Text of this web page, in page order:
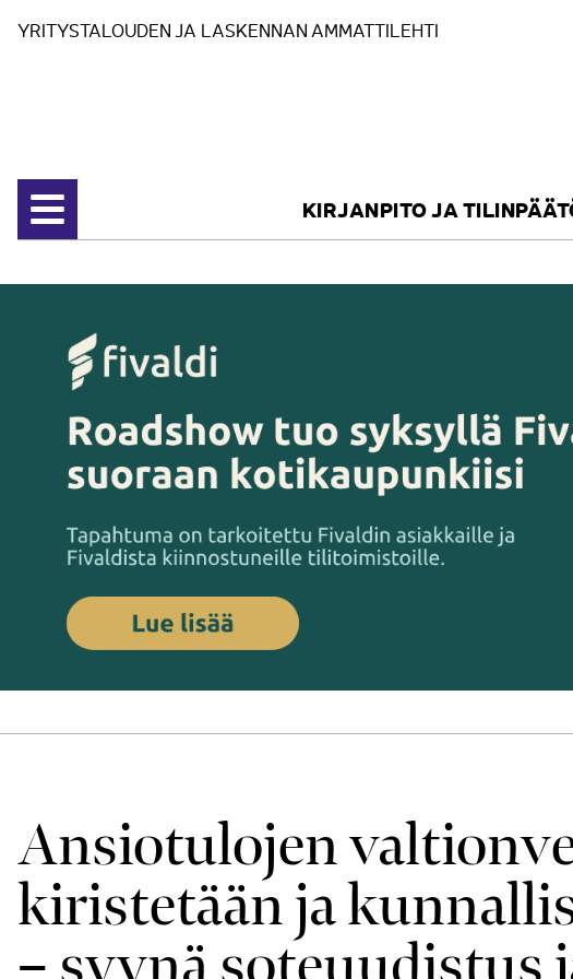
YRITYSTALOUDEN JA LASKENNAN AMMATTILEHTI
Avaa valikko
KIRJANPITO JA
Ansio­tulojen
kiristetään ja